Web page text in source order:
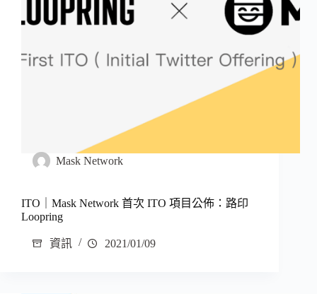
Mask Network
ITO｜Mask Network 首次 ITO 項目公佈：路印
Loopring
資訊 2021/01/09